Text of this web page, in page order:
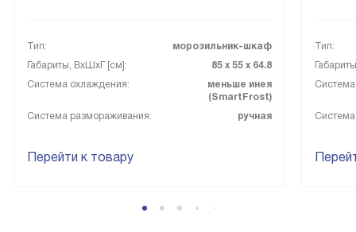
Тип:
морозильник-шкаф
Габариты, ВxШxГ [см]:
85 х 55 х 64.8
Система охлаждения:
меньше инея
(SmartFrost)
Система размораживания:
ручная
Перейти к товару
Тип: